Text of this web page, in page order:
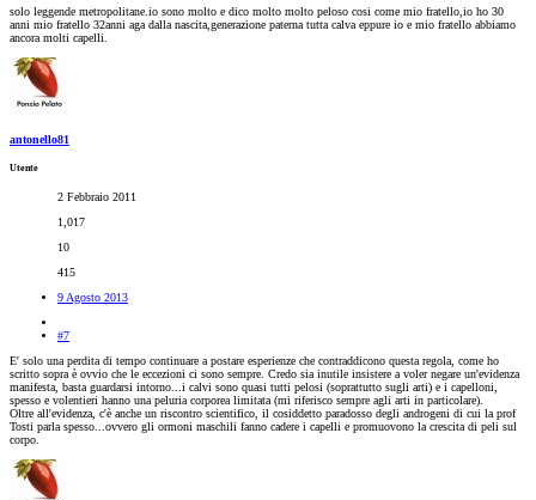
solo leggende metropolitane.io sono molto e dico molto molto peloso cosi come mio fratello,io ho 30
anni mio fratello 32anni aga dalla nascita,generazione paterna tutta calva eppure io e mio fratello abbiamo
ancora molti capelli.
antonello81
Utente
2 Febbraio 2011
1,017
10
415
9 Agosto 2013
#7
E' solo una perdita di tempo continuare a postare esperienze che contraddicono questa regola, come ho
scritto sopra è ovvio che le eccezioni ci sono sempre. Credo sia inutile insistere a voler negare un'evidenza
manifesta, basta guardarsi intorno...i calvi sono quasi tutti pelosi (soprattutto sugli arti) e i capelloni,
spesso e volentieri hanno una peluria corporea limitata (mi riferisco sempre agli arti in particolare).
Oltre all'evidenza, c'è anche un riscontro scientifico, il cosiddetto paradosso degli androgeni di cui la prof
Tosti parla spesso...ovvero gli ormoni maschili fanno cadere i capelli e promuovono la crescita di peli sul
corpo.